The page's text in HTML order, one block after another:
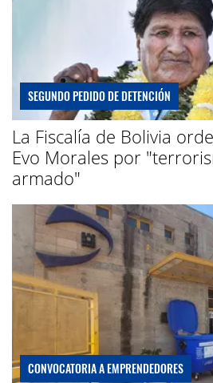
SEGUNDO PEDIDO DE DETENCIÓN
La Fiscalía de Bolivia
Evo Morales por
armado"
CONVOCATORIA A EMPRENDEDORES